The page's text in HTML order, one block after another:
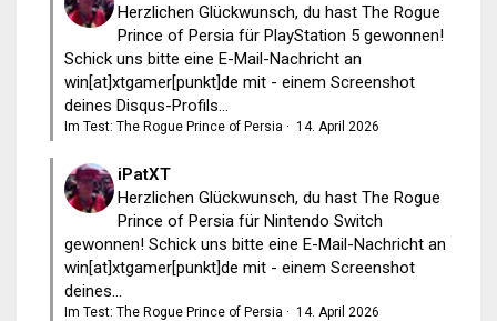
Herzlichen Glückwunsch, du hast The Rogue
Prince of Persia für PlayStation 5 gewonnen!
Schick uns bitte eine E-Mail-Nachricht an
win[at]xtgamer[punkt]de mit - einem Screenshot
deines Disqus-Profils...
Im Test: The Rogue Prince of Persia · 14. April 2026
iPatXT
Herzlichen Glückwunsch, du hast The Rogue
Prince of Persia für Nintendo Switch
gewonnen! Schick uns bitte eine E-Mail-Nachricht an
win[at]xtgamer[punkt]de mit - einem Screenshot
deines...
Im Test: The Rogue Prince of Persia · 14. April 2026